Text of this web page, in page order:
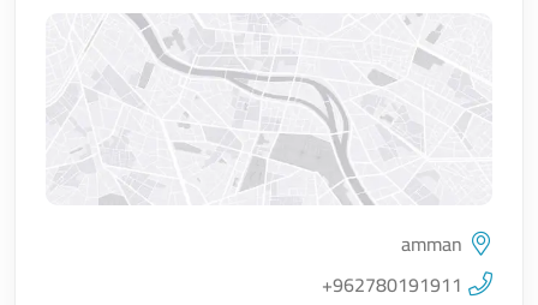
اضغط لتحميل الموقع
amman
+962780191911